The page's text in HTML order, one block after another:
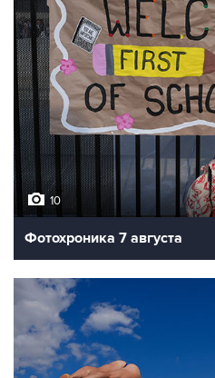
10
Фотохроника 7 августа